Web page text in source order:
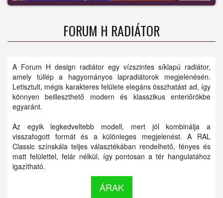
FORUM H RADIÁTOR
A Forum H design radiátor egy vízszintes síklapú radiátor,
amely túllép a hagyományos lapradiátorok megjelenésén.
Letisztult, mégis karakteres felülete elegáns összhatást ad, így
könnyen beilleszthető modern és klasszikus enteriőrökbe
egyaránt.
Az egyik legkedveltebb modell, mert jól kombinálja a
visszafogott formát és a különleges megjelenést. A RAL
Classic színskála teljes választékában rendelhető, fényes és
matt felülettel, felár nélkül, így pontosan a tér hangulatához
igazítható.
ÁRAK